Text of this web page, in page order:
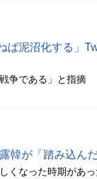
ば泥沼化する」
争である」と指摘
韓が「踏み込んだ
くなった時期があっ